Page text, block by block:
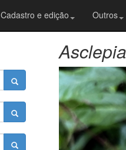
Cadastro e edição Outros